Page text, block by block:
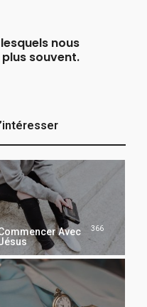
nous
souvent.
Avec
366